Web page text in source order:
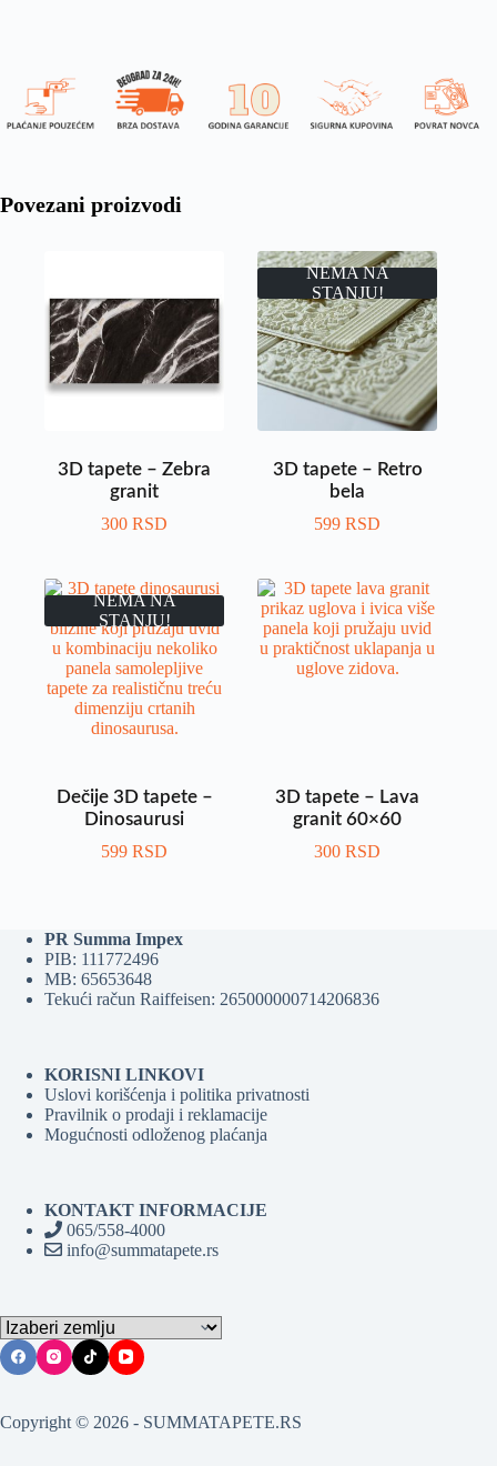
Povezani proizvodi
3D tapete – Zebra
granit
300RSD
NEMA NA
STANJU!
3D tapete – Retro
bela
599RSD
NEMA NA
STANJU!
Dečije 3D tapete –
Dinosaurusi
599RSD
3D tapete – Lava
granit 60×60
300RSD
PR Summa Impex
PIB: 111772496
MB: 65653648
Tekući račun Raiffeisen: 265000000714206836
KORISNI LINKOVI
Uslovi korišćenja i politika privatnosti
Pravilnik o prodaji i reklamacije
Mogućnosti odloženog plaćanja
KONTAKT INFORMACIJE
065/558-4000
info@summatapete.rs
Copyright © 2026 - SUMMATAPETE.RS